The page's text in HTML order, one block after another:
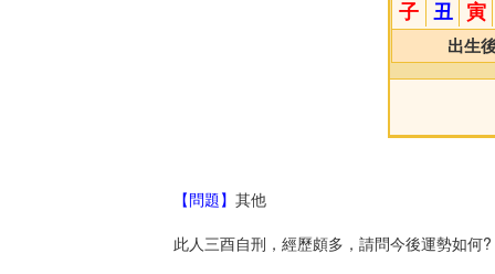
寅
丑
子
出生
【問題】 其他
此人三酉自刑，經歷頗多，請問今後運勢如何?